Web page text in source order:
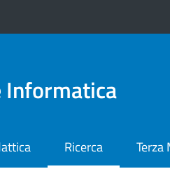
Informatica
Ricerca Terza